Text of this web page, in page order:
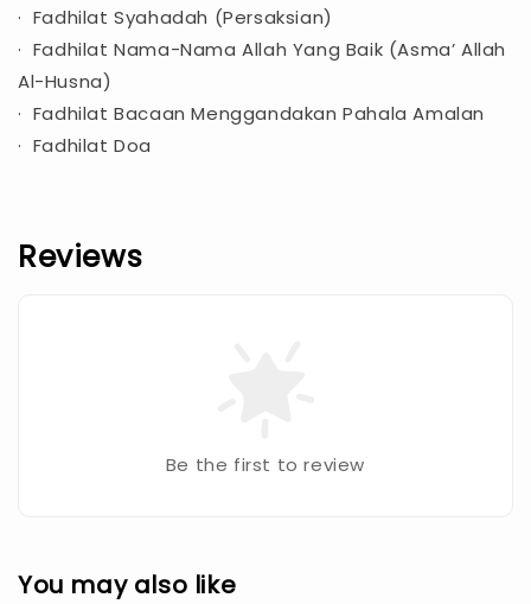
· Fadhilat Syahadah (Persaksian)
· Fadhilat Nama-Nama Allah Yang Baik (Asma’ Allah
Al-Husna)
· Fadhilat Bacaan Menggandakan Pahala Amalan
· Fadhilat Doa
Reviews
Be the first to review
You may also like